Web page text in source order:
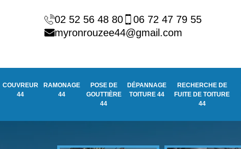
02 52 56 48 80
06 72 47 79 55
myronrouzee44@gmail.com
COUVREUR
44
RAMONAGE
44
POSE DE
GOUTTIÈRE
44
DÉPANNAGE
TOITURE 44
RECHERCHE DE
FUITE DE TOITURE
44